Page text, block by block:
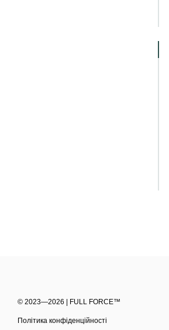
© 2023—2026 | FULL FORCE™
Політика конфіденційності